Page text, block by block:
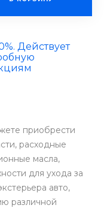
Действует
приобрести
расходные
масла,
для ухода за
авто,
различной